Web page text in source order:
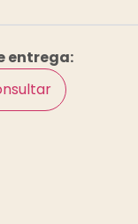
entrega: